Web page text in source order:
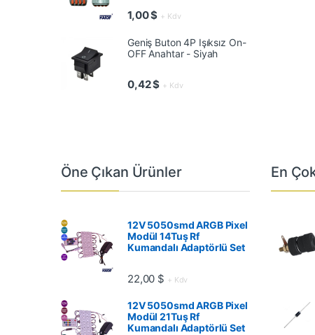
1,00$ + Kdv
Geniş Buton 4P Işıksız On-
OFF Anahtar - Siyah
0,42$ + Kdv
Öne Çıkan Ürünler
12V 5050smd ARGB Pixel
Modül 14Tuş Rf
Kumandalı Adaptörlü Set
22,00 $ + Kdv
12V 5050smd ARGB Pixel
Modül 21Tuş Rf
Kumandalı Adaptörlü Set
En